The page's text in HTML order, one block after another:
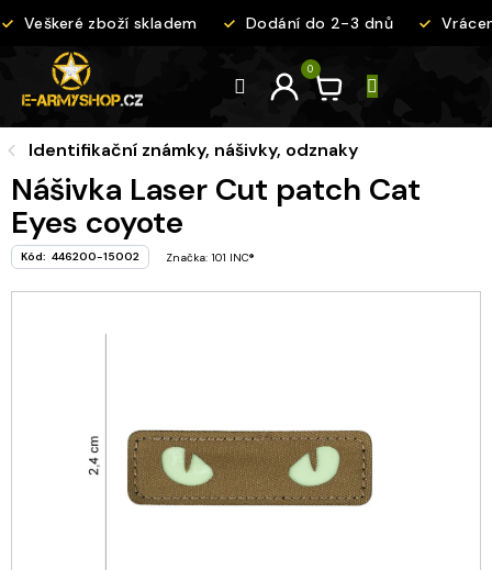
na
Veškeré zboží skladem Dodání do 2-3 dnů
Identifikační známky, nášivky, odznaky
Nášivka Laser Cut patch Cat
Eyes coyote
Kód: 446200-15002 Značka: 101 INC®